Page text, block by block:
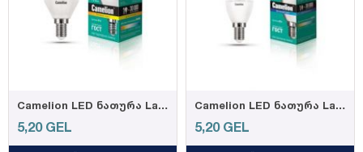
Camelion LED ნათურა Lamp - LED8-G45/830/E14 ნათურა ლედ განათებით ეკონომიური 8 ვატი (ეკვივალენტი 75 ვატის)
5,20 GEL
Camelion LED ნათურა Lamp - LED8-C35/865/E14 ნათურა ლედ განათებით ეკონომიური 8 ვატი (ეკვივალენტი 75
5,20 GEL